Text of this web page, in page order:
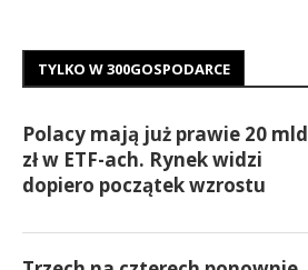
TYLKO W 300GOSPODARCE
Polacy mają już prawie 20 mld
zł w ETF-ach. Rynek widzi
dopiero początek wzrostu